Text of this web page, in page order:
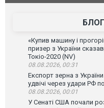
«Купив машину і
призер з України
Токіо-2020 (NV)
08.08.2026, 00:31
Експорт зерна з
удвічі через удари РФ
08.08.2026, 00:01
У Сенаті США почали